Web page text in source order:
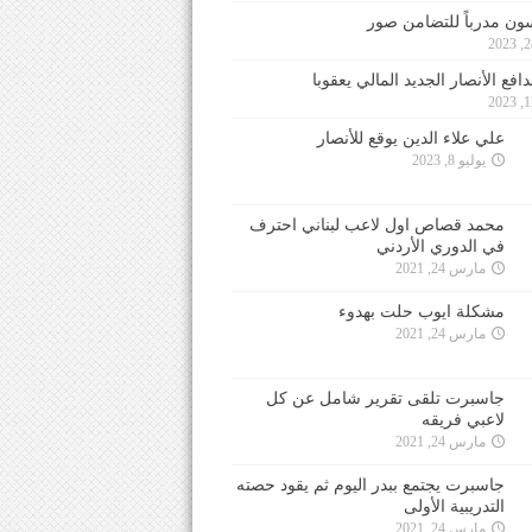
مدرباً للتضامن صور
الأنصار الجديد المالي يعقوبا
علي علاء الدين يوقع للأنصار
يوليو 8, 2023
محمد قصاص اول لاعب لبناني احترف
في الدوري الأردني
مارس 24, 2021
مشكلة ايوب حلت بهدوء
مارس 24, 2021
جاسبرت تلقى تقرير شامل عن كل
لاعبي فريقه
مارس 24, 2021
جاسبرت يجتمع ببدر اليوم ثم يقود حصته
التدريبية الأولى
مارس 24, 2021